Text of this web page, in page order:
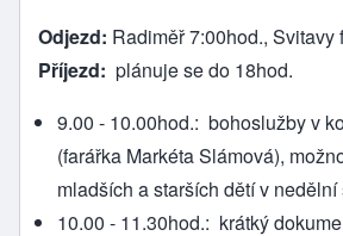
Odjezd: Radiměř 7:00hod., Svitavy
Příjezd: plánuje se do 18hod.
9.00 - 10.00hod.: bohoslužby v
(farářka Markéta Slámová),
mladších a starších dětí v nedělní
10.00 - 11.30hod.: krátký